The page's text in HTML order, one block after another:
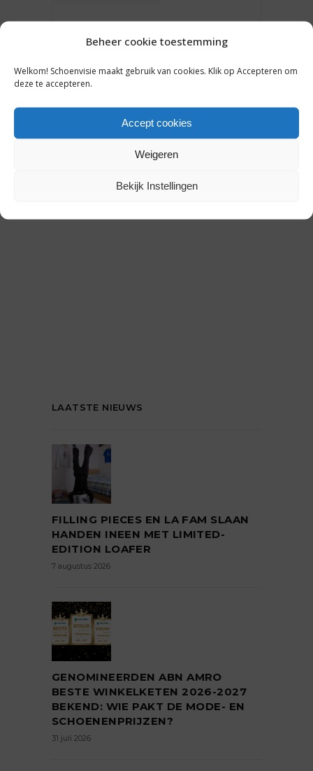
Beheer cookie toestemming
Welkom! Schoenvisie maakt gebruik van cookies. Klik op Accepteren om
deze te accepteren.
Accept cookies
Weigeren
Bekijk Instellingen
FERAGGIO IS KLAAR OM OP TE
SCHALEN: ‘ONS CONCEPT
27 augustus 2019
LAATSTE NIEUWS
FILLING PIECES EN LA FAM SLAAN
HANDEN INEEN MET LIMITED-
EDITION LOAFER
7 augustus 2026
GENOMINEERDEN ABN AMRO
BESTE WINKELKETEN 2026-2027
BEKEND: WIE PAKT DE MODE- EN
SCHOENENPRIJZEN?
31 juli 2026